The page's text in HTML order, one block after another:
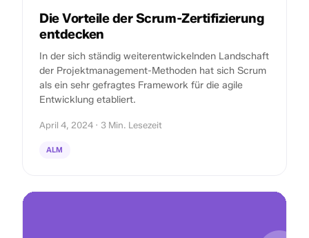
Die Vorteile der Scrum-Zertifizierung
entdecken
In der sich ständig weiterentwickelnden Landschaft
der Projektmanagement-Methoden hat sich Scrum
als ein sehr gefragtes Framework für die agile
Entwicklung etabliert.
April 4, 2024 · 3 Min. Lesezeit
ALM